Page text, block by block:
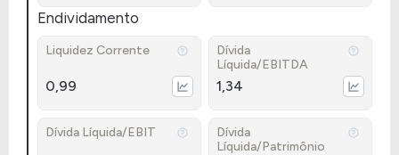
Endividamento
Liquidez Corrente
0,99
Dívida
Líquida/EBITDA
1,34
Dívida Líquida/EBIT
Dívida
Líquida/Patrimônio